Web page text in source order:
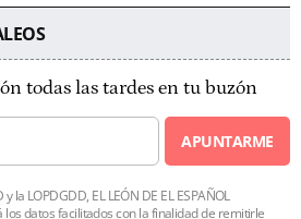
todas las tardes en tu buzón
APUNTARME
la LOPDGDD, EL LEÓN DE EL ESPAÑOL
los datos facilitados con la finalidad de remitirle